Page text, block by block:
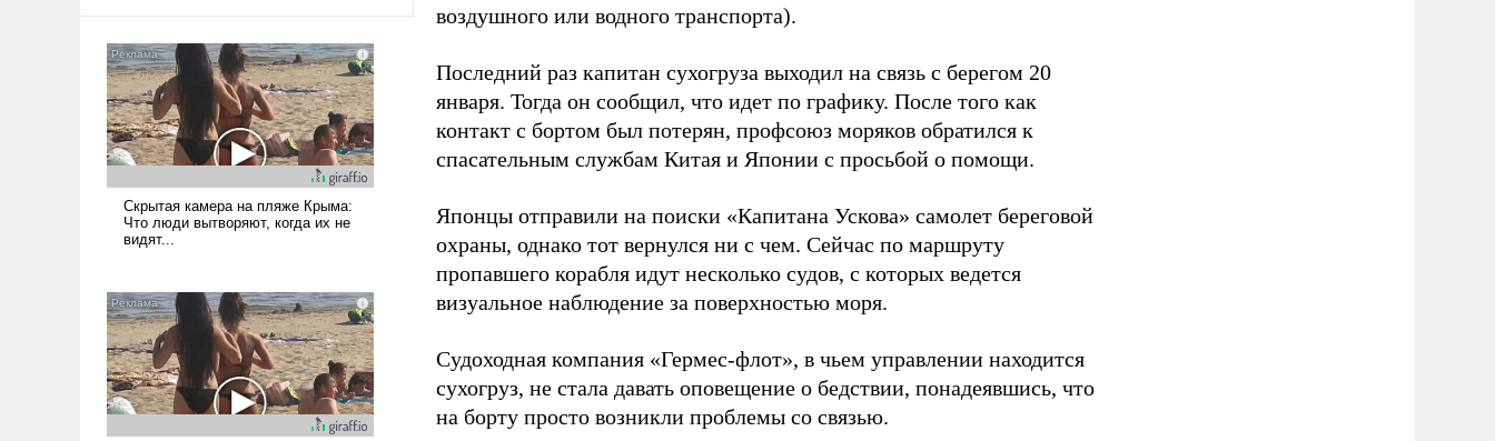
воздушного или водного транспорта).
Последний раз капитан сухогруза выходил на связь с берегом 20
января. Тогда он сообщил, что идет по графику. После того как
контакт с бортом был потерян, профсоюз моряков обратился к
спасательным службам Китая и Японии с просьбой о помощи.
Японцы отправили на поиски «Капитана Ускова» самолет береговой
охраны, однако тот вернулся ни с чем. Сейчас по маршруту
пропавшего корабля идут несколько судов, с которых ведется
визуальное наблюдение за поверхностью моря.
Судоходная компания «Гермес-флот», в чьем управлении находится
сухогруз, не стала давать оповещение о бедствии, понадеявшись, что
на борту просто возникли проблемы со связью.